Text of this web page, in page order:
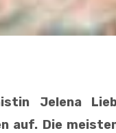
Jelena
auf. Die